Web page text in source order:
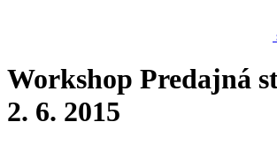
Workshop Predajná
2. 6. 2015